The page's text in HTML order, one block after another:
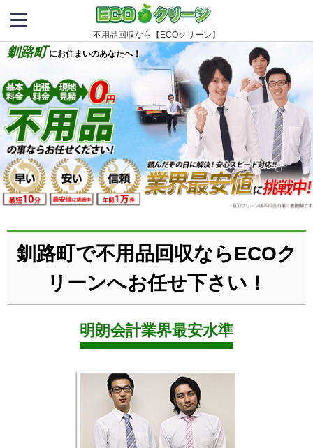
不用品回収なら【ECOクリーン】
釧路町 にお住まいのあなたへ！
釧路町で不用品回収ならECOク
リーンへお任せ下さい！
明朗会計業界最安水準